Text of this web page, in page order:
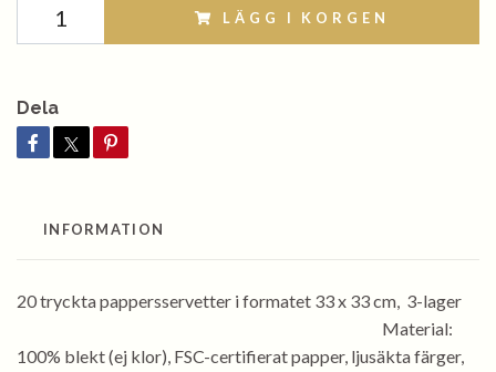
LÄGG I KORGEN
Dela
INFORMATION
20 tryckta pappersservetter i formatet 33 x 33 cm, 3-lager
Material:
100% blekt (ej klor), FSC-certifierat papper, ljusäkta färger,